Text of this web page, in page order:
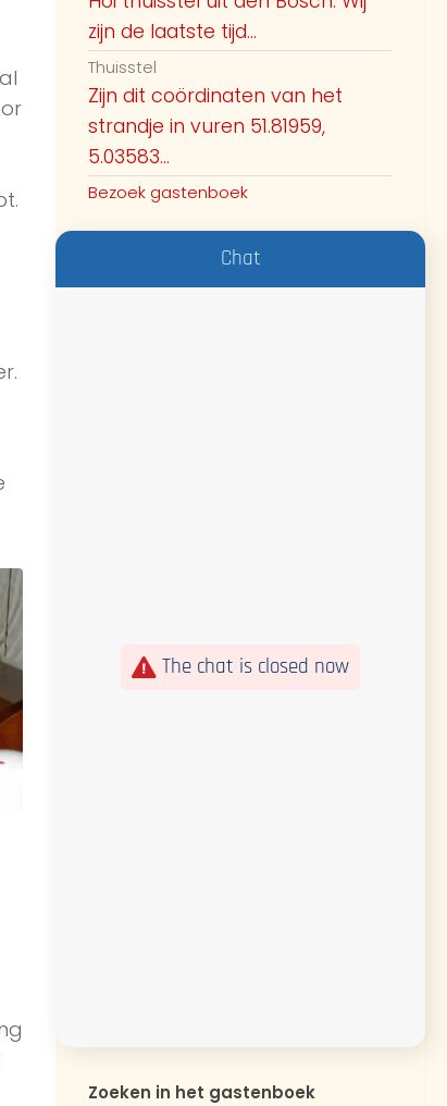
zijn de laatste tijd...
Thuisstel
Zijn dit coördinaten van het
strandje in vuren 51.81959,
5.03583...
Bezoek gastenboek
Chat
The chat is closed now
Zoeken in het gastenboek